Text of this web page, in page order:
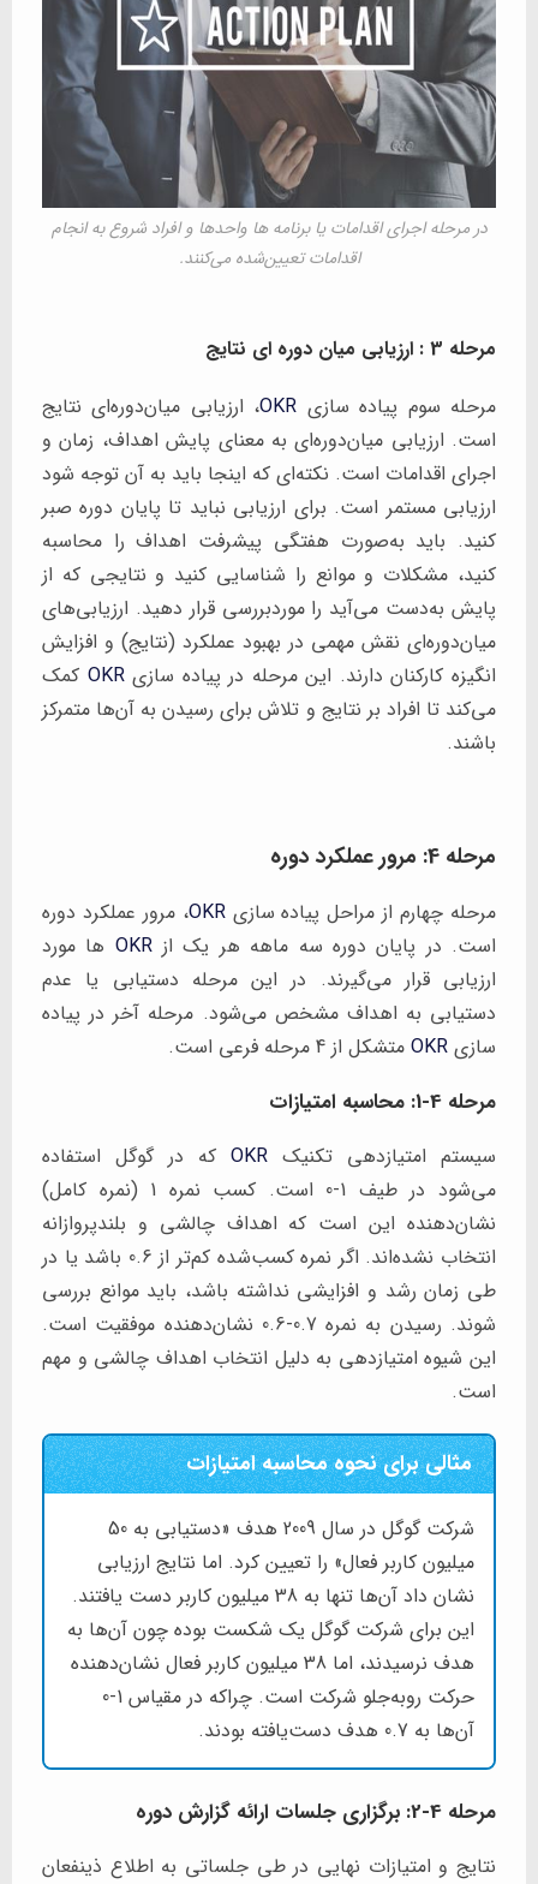
در مرحله اجرای اقدامات یا برنامه ها واحدها و افراد شروع به انجام
اقدامات تعیین‌شده می‌کنند.
مرحله 3 : ارزیابی میان دوره ای نتایج
مرحله سوم پیاده سازی OKR، ارزیابی میان‌دوره‌ای نتایج
است. ارزیابی میان‌دوره‌ای به معنای پایش اهداف، زمان و
اجرای اقدامات است. نکته‌ای که اینجا باید به آن توجه شود
ارزیابی مستمر است. برای ارزیابی نباید تا پایان دوره صبر
کنید. باید به‌صورت هفتگی پیشرفت اهداف را محاسبه
کنید، مشکلات و موانع را شناسایی کنید و نتایجی که از
پایش به‌دست می‌آید را موردبررسی قرار دهید. ارزیابی‌های
میان‌دوره‌ای نقش مهمی در بهبود عملکرد (نتایج) و افزایش
انگیزه کارکنان دارند. این مرحله در پیاده سازیOKR کمک
می‌کند تا افراد بر نتایج و تلاش برای رسیدن به آن‌ها متمرکز
باشند.
مرحله 4: مرور عملکرد دوره
مرحله چهارم از مراحل پیاده سازیOKR، مرور عملکرد دوره
است. در پایان دوره سه ماهه هر یک ازOKR ها مورد
ارزیابی قرار می‌گیرند. در این مرحله دستیابی یا عدم
دستیابی به اهداف مشخص می‌شود. مرحله آخر در پیاده
سازی OKR متشکل از 4 مرحله فرعی است.
مرحله 4-1: محاسبه امتیازات
سیستم امتیازدهی تکنیک OKR که در گوگل استفاده
می‌شود در طیف 1-0 است. کسب نمره 1 (نمره کامل)
نشان‌دهنده این است که اهداف چالشی و بلندپروازانه
انتخاب نشده‌اند. اگر نمره کسب‌شده کم‌تر از 0.6 باشد یا در
طی زمان رشد و افزایشی نداشته باشد، باید موانع بررسی
شوند. رسیدن به نمره 0.7-0.6 نشان‌دهنده موفقیت است.
این شیوه امتیازدهی به دلیل انتخاب اهداف چالشی و مهم
است.
مثالی برای نحوه محاسبه امتیازات
شرکت گوگل در سال 2009 هدف «دستیابی به 50
میلیون کاربر فعال» را تعیین کرد. اما نتایج ارزیابی
نشان داد آن‌ها تنها به 38 میلیون کاربر دست یافتند.
این برای شرکت گوگل یک شکست بوده چون آن‌ها به
هدف نرسیدند، اما 38 میلیون کاربر فعال نشان‌دهنده
حرکت روبه‌جلو شرکت است. چراکه در مقیاس 1-0
آن‌ها به 0.7 هدف دست‌یافته بودند.
مرحله 4-2: برگزاری جلسات ارائه گزارش دوره
نتایج و امتیازات نهایی در طی جلساتی به اطلاع ذینفعان